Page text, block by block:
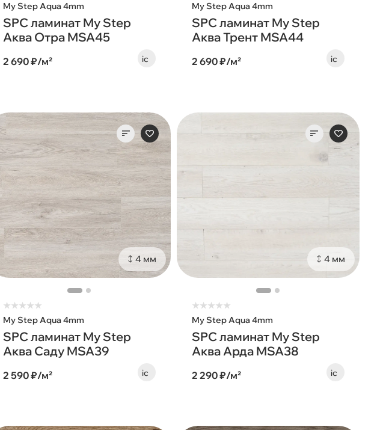
My Step Aqua 4mm
SPC ламинат My Step
Аква Отра MSA45
2 690 ₽/м²
My Step Aqua 4mm
SPC ламинат My Step
Аква Трент MSA44
2 690 ₽/м²
4 мм
★★★★★
My Step Aqua 4mm
SPC ламинат My Step
Аква Саду MSA39
2 590 ₽/м²
4 мм
★★★★★
My Step Aqua 4mm
SPC ламинат My Step
Аква Арда MSA38
2 290 ₽/м²